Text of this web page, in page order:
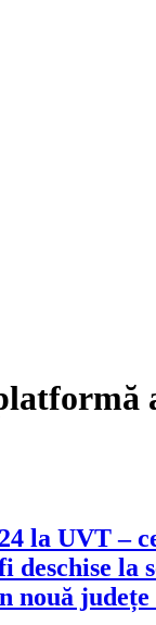
la UVT –
deschise la
nouă